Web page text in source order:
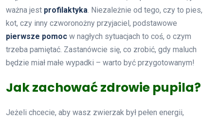
ważna jest profilaktyka . Niezależnie od tego, czy to pies,
kot, czy inny czworonożny przyjaciel, podstawowe
pierwsze pomoc w nagłych sytuacjach to coś, o czym
trzeba pamiętać. Zastanówcie się, co zrobić, gdy maluch
będzie miał małe wypadki – warto być przygotowanym!
Jak zachować zdrowie pupila?
Jeżeli chcecie, aby wasz zwierzak był pełen energii,